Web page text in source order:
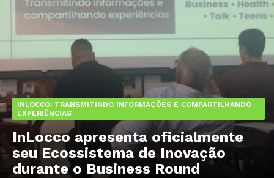
INLOCCO: TRANSMITINDO INFORMAÇÕES E COMPARTILHANDO
EXPERIÊNCIAS
InLocco apresenta oficialmente
seu Ecossistema de Inovação
durante o Business Round